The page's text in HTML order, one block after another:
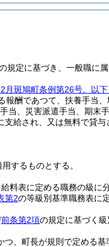
規定に基づき、一般職に
月斑鳩町条例第26号。以
報酬であつて、扶養手当
、災害派遣手当、期末
給され、又は無料で貸
するものとする。
料表に定める職務の級に
第2の等級別基準職務表に
前条第2項の規定に基づく
、町長が規則で定める基